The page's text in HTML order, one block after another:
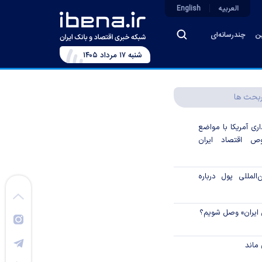
چندرسانه‌ای
العربیه English
شنبه ۱۷ مرداد ۱۴۰۵
ها
آمریکا با مواضع
اقتصاد ایران
پول درباره
وصل شویم؟